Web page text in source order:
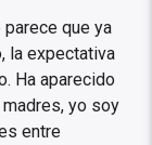
que ya
la expectativa
Ha aparecido
yo soy
entre